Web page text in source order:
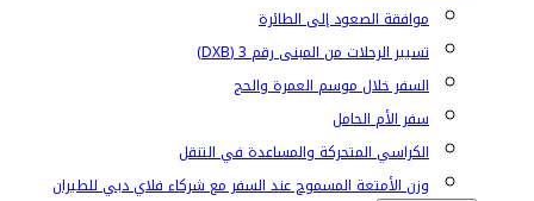
موافقة الصعود إلى الطائرة
تسيير الرحلات من المبنى رقم 3 (DXB)
السفر خلال موسم العمرة والحج
سفر الأم الحامل
الكراسي المتحركة والمساعدة في التنقل
وزن الأمتعة المسموح عند السفر مع شركاء فلاي دبي للطيران